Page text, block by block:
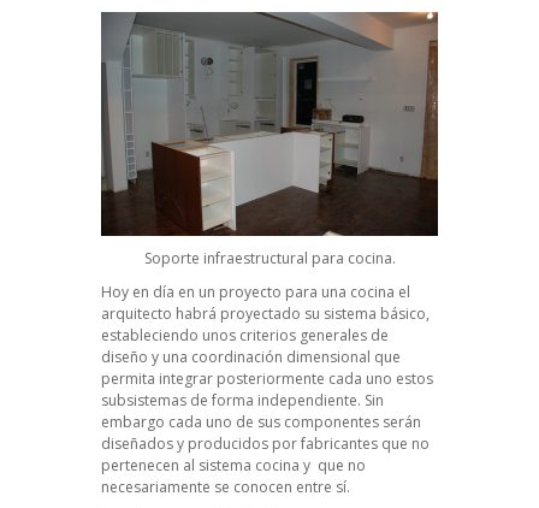
Soporte infraestructural para cocina.
Hoy en día en un proyecto para una cocina el
arquitecto habrá proyectado su sistema básico,
estableciendo unos criterios generales de
diseño y una coordinación dimensional que
permita integrar posteriormente cada uno estos
subsistemas de forma independiente. Sin
embargo cada uno de sus componentes serán
diseñados y producidos por fabricantes que no
pertenecen al sistema cocina y que no
necesariamente se conocen entre sí.